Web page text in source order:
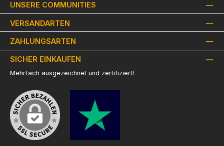
UNSERE COMMUNITIES
VERSANDARTEN
ZAHLUNGSARTEN
SICHER EINKAUFEN
Mehrfach ausgezeichnet und zertifiziert!